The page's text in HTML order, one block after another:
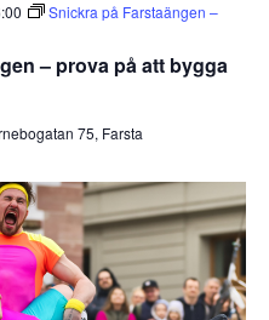
– prova på att bygga
Snickra på Farstaängen –
75, Farsta